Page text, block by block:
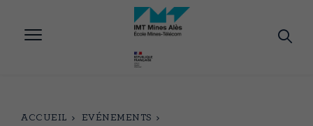
contenu
ACCUEIL
EVÉNEMENTS